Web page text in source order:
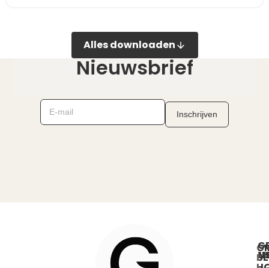
Alles downloaden
Nieuwsbrief